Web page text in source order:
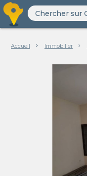
Accueil Immobilier